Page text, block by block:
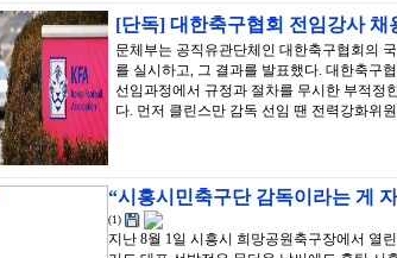
[단독] 대한축구협회 전임강사 채
문체부는 공직유관단체인 대한축구협회의
를 실시하고, 그 결과를 발표했다. 대한축구
선임과정에서 규정과 절차를 무시한 부적정
다. 먼저 클린스만 감독 선임 땐 전력강화위
“시흥시민축구단 감독이라는 게
(1)
지난 8월 1일 시흥시 희망공원축구장에서 열